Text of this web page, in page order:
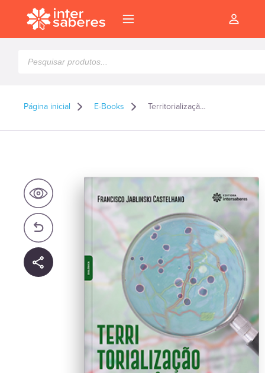
produtos
Página inicial E-Books Territorialização e vigilância em saúde – E-book